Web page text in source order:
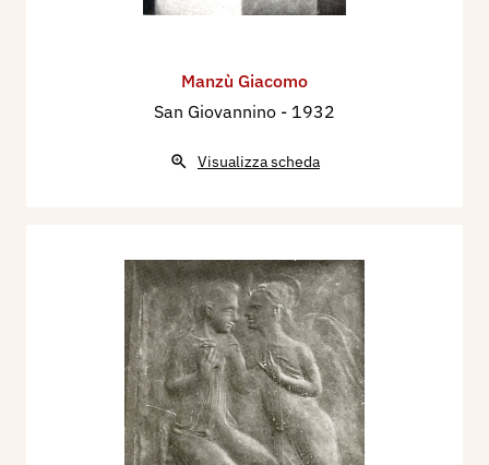
Manzù Giacomo
San Giovannino - 1932
Visualizza scheda